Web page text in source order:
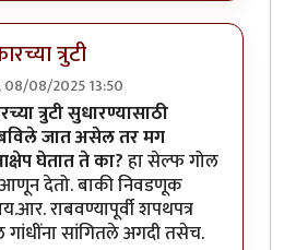
त्रुटी
08/08/2025 13:50
byचंद्रसूर्यकुमार
त्रुटी सुधारण्यासाठी
जात असेल तर मग
घेतात ते का?हा सेल्फ गोल
आणून देतो. बाकी निवडणूक
राबवण्यापूर्वी शपथपत्र
सांगितले अगदी तसेच.